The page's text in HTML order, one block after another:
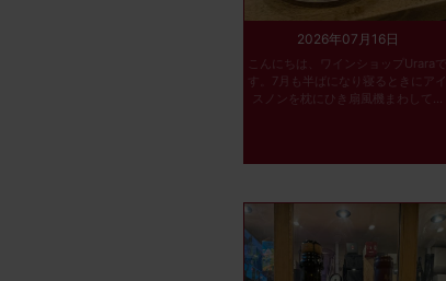
2026年07月16日
こんにちは、ワインショップUraraで
す。7月も半ばになり寝るときにアイ
スノンを枕にひき扇風機まわして...